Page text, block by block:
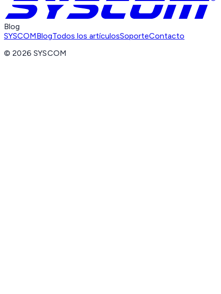
Blog
SYSCOMBlogTodos los artículosSoporteContacto
©2026 SYSCOM